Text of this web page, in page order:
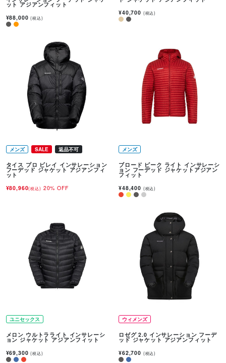
ット アジアンフィット
¥88,000(税込)
¥40,700 (税込)
メンズ SALE 返品不可
タイス プロ ビレイ インサレーション
フーデッド ジャケット アジアンフィ
ット
¥80,960(税込) 20% OFF
メンズ
ブロード ピーク ライト インサレーシ
ョン フーデッド ジャケットアジアン
フィット
¥48,400 (税込)
ユニセックス
メロン ウルトラライト インサレーシ
ョン ジャケット アジアンフィット
¥69,300(税込)
ウィメンズ
ロゼグ 2.0 インサレーション フーデ
ッド ジャケット アジアンフィット
¥62,700 (税込)